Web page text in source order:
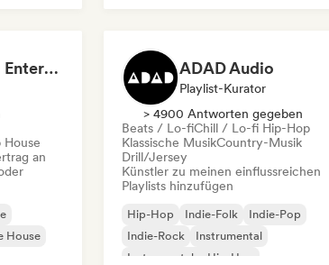
Dreamers Island Entertainment
House
an
House
ADAD Audio
Playlist-Kurator
> 4900 Antworten gegeben
Beats / Lo-fiChill / Lo-fi Hip-Hop
Klassische MusikCountry-Musik
Drill/Jersey
Künstler zu meinen einflussreichen
Playlists hinzufügen
Hip-Hop Indie-Folk
Indie-Pop
Indie-Rock
Instrumental
Instrumentaler Hip-Hop